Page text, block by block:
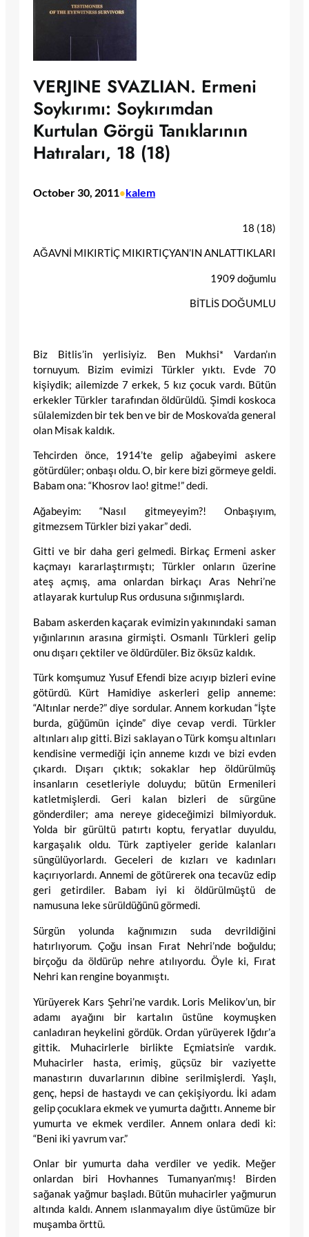
VERJINE SVAZLIAN. Ermeni
Soykırımı: Soykırımdan
Kurtulan Görgü Tanıklarının
Hatıraları, 18 (18)
October 30, 2011•kalem
18 (18)
AĞAVNİ MIKIRTİÇ MIKIRTIÇYAN’IN ANLATTIKLARI
1909 doğumlu
BİTLİS DOĞUMLU
Biz Bitlis’in yerlisiyiz. Ben Mukhsi* Vardan’ın
tornuyum. Bizim evimizi Türkler yıktı. Evde 70
kişiydik; ailemizde 7 erkek, 5 kız çocuk vardı. Bütün
erkekler Türkler tarafından öldürüldü. Şimdi koskoca
sülalemizden bir tek ben ve bir de Moskova’da general
olan Misak kaldık.
Tehcirden önce, 1914’te gelip ağabeyimi askere
götürdüler; onbaşı oldu. O, bir kere bizi görmeye geldi.
Babam ona: “Khosrov lao! gitme!” dedi.
Ağabeyim: “Nasıl gitmeyeyim?! Onbaşıyım,
gitmezsem Türkler bizi yakar” dedi.
Gitti ve bir daha geri gelmedi. Birkaç Ermeni asker
kaçmayı kararlaştırmıştı; Türkler onların üzerine
ateş açmış, ama onlardan birkaçı Aras Nehri’ne
atlayarak kurtulup Rus ordusuna sığınmışlardı.
Babam askerden kaçarak evimizin yakınındaki saman
yığınlarının arasına girmişti. Osmanlı Türkleri gelip
onu dışarı çektiler ve öldürdüler. Biz öksüz kaldık.
Türk komşumuz Yusuf Efendi bize acıyıp bizleri evine
götürdü. Kürt Hamidiye askerleri gelip anneme:
“Altınlar nerde?” diye sordular. Annem korkudan “İşte
burda, güğümün içinde” diye cevap verdi. Türkler
altınları alıp gitti. Bizi saklayan o Türk komşu altınları
kendisine vermediği için anneme kızdı ve bizi evden
çıkardı. Dışarı çıktık; sokaklar hep öldürülmüş
insanların cesetleriyle doluydu; bütün Ermenileri
katletmişlerdi. Geri kalan bizleri de sürgüne
gönderdiler; ama nereye gideceğimizi bilmiyorduk.
Yolda bir gürültü patırtı koptu, feryatlar duyuldu,
kargaşalık oldu. Türk zaptiyeler geride kalanları
süngülüyorlardı. Geceleri de kızları ve kadınları
kaçırıyorlardı. Annemi de götürerek ona tecavüz edip
geri getirdiler. Babam iyi ki öldürülmüştü de
namusuna leke sürüldüğünü görmedi.
Sürgün yolunda kağnımızın suda devrildiğini
hatırlıyorum. Çoğu insan Fırat Nehri’nde boğuldu;
birçoğu da öldürüp nehre atılıyordu. Öyle ki, Fırat
Nehri kan rengine boyanmıştı.
Yürüyerek Kars Şehri’ne vardık. Loris Melikov’un, bir
adamı ayağını bir kartalın üstüne koymuşken
canladıran heykelini gördük. Ordan yürüyerek Iğdır’a
gittik. Muhacirlerle birlikte Eçmiatsin’e vardık.
Muhacirler hasta, erimiş, güçsüz bir vaziyette
manastırın duvarlarının dibine serilmişlerdi. Yaşlı,
genç, hepsi de hastaydı ve can çekişiyordu. İki adam
gelip çocuklara ekmek ve yumurta dağıttı. Anneme bir
yumurta ve ekmek verdiler. Annem onlara dedi ki:
“Beni iki yavrum var.”
Onlar bir yumurta daha verdiler ve yedik. Meğer
onlardan biri Hovhannes Tumanyan’mış! Birden
sağanak yağmur başladı. Bütün muhacirler yağmurun
altında kaldı. Annem ıslanmayalım diye üstümüze bir
muşamba örttü.